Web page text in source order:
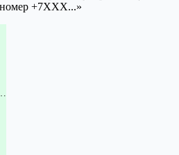
номер +7XXX...»